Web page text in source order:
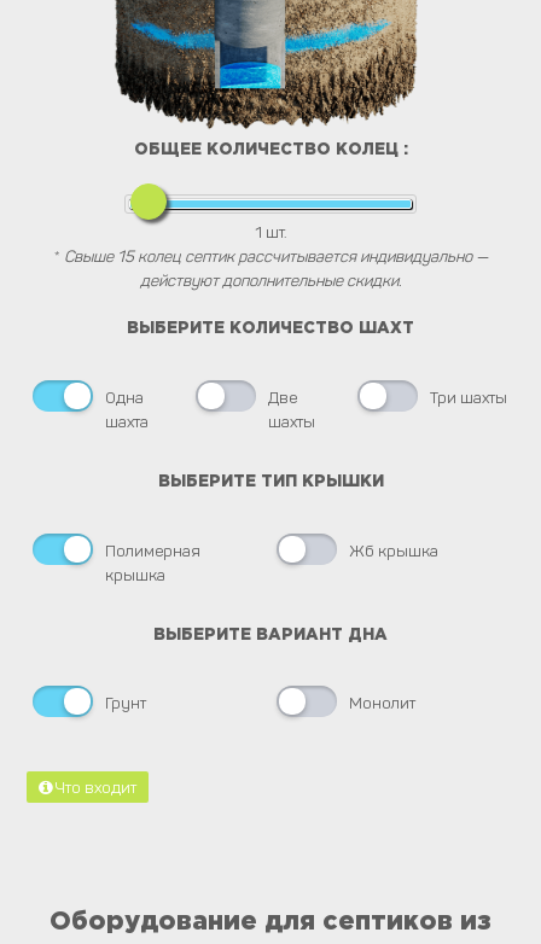
ОБЩЕЕ КОЛИЧЕСТВО КОЛЕЦ :
1 шт.
* Свыше 15 колец септик рассчитывается индивидуально —
действуют дополнительные скидки.
ВЫБEРИТЕ КОЛИЧЕСТВО ШАХТ
Одна
шахта
Две
шахты
Три шахты
ВЫБEРИТЕ ТИП КРЫШКИ
Полимерная
крышка
Жб крышка
ВЫБEРИТЕ ВАРИАНТ ДНА
Грунт Монолит
Что входит
Оборудование для септиков из